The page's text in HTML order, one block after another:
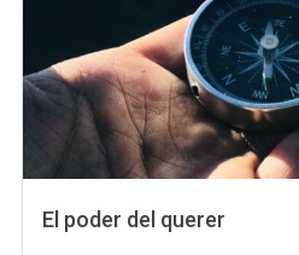
El poder del querer